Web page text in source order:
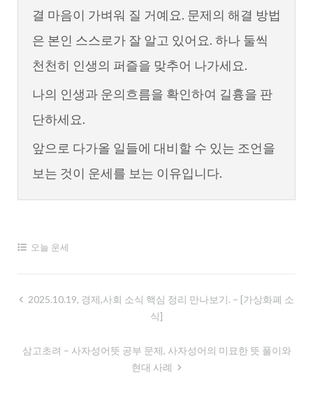
결 마음이 가벼워 질 거예요. 문제의 해결 방법
은 본인 스스로가 잘 알고 있어요. 하나 둘씩
천천히 인생의 퍼즐을 맞추어 나가세요.
나의 인생과 운의흐름을 확인하여 길흉을 판
단하세요.
앞으로 다가올 일들에 대비할 수 있는 조언을
보는 것이 운세를 보는 이유입니다.
오늘 운세
글
비
2025.10.19, 경제,사회 소식 핵심 정리 만나보기. – [가상화폐 소
식]
삼고초려 – 사자성어뜻 공부 문제, 사자성어의 미묘한 뜻 풀이와
현대 사례